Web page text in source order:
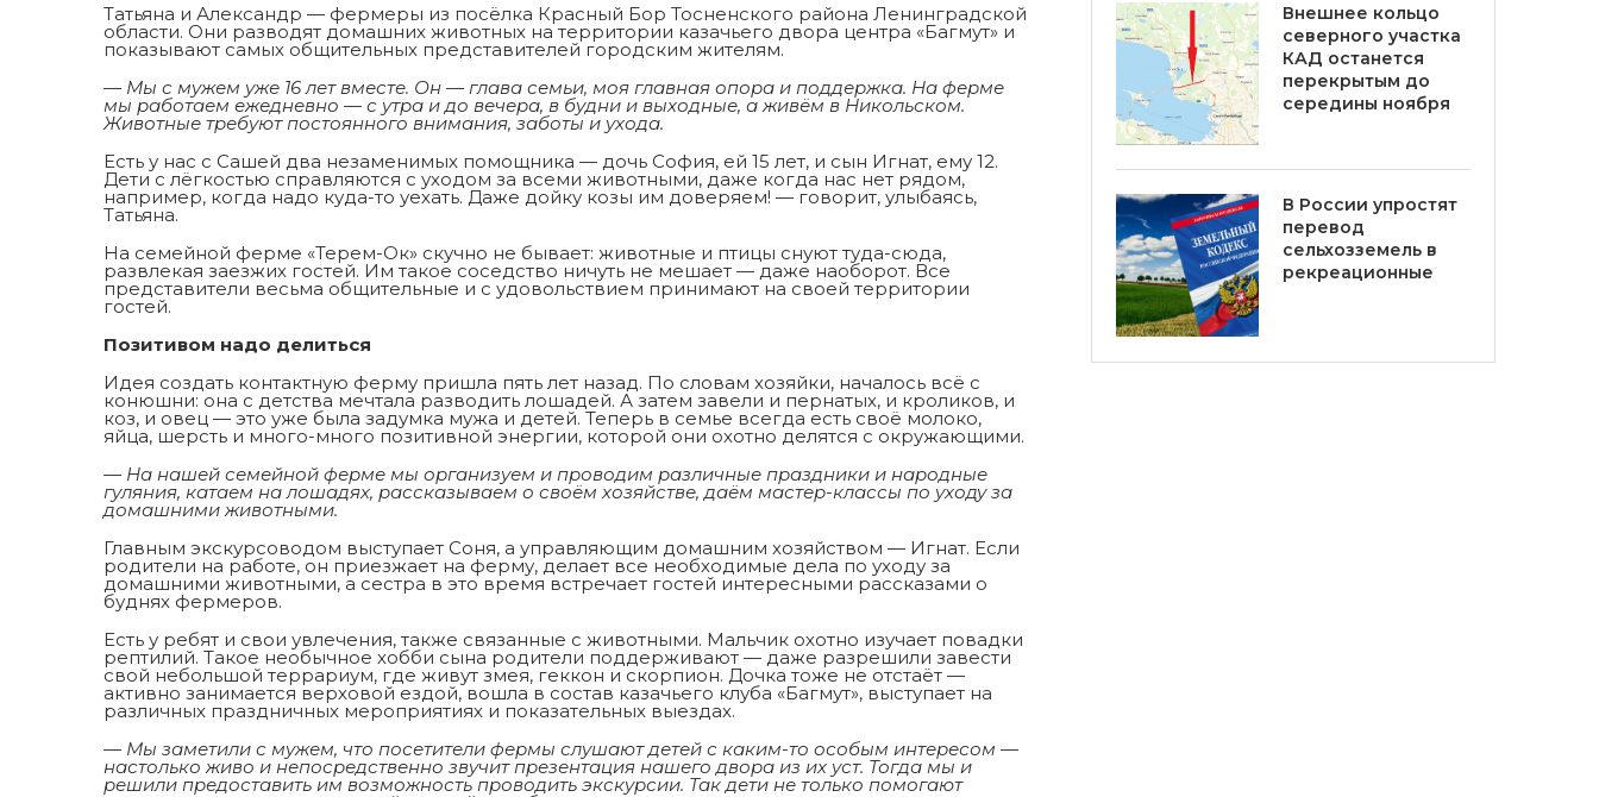
Татьяна и Александр — фермеры из посёлка Красный Бор Тосненского района Ленинградской
области. Они разводят домашних животных на территории казачьего двора центра «Багмут» и
показывают самых общительных представителей городским жителям.
— Мы с мужем уже 16 лет вместе. Он — глава семьи, моя главная опора и поддержка. На ферме
мы работаем ежедневно — с утра и до вечера, в будни и выходные, а живём в Никольском.
Животные требуют постоянного внимания, заботы и ухода.
Есть у нас с Сашей два незаменимых помощника — дочь София, ей 15 лет, и сын Игнат, ему 12.
Дети с лёгкостью справляются с уходом за всеми животными, даже когда нас нет рядом,
например, когда надо куда-то уехать. Даже дойку козы им доверяем! — говорит, улыбаясь,
Татьяна.
На семейной ферме «Терем-Ок» скучно не бывает: животные и птицы снуют туда-сюда,
развлекая заезжих гостей. Им такое соседство ничуть не мешает — даже наоборот. Все
представители весьма общительные и с удовольствием принимают на своей территории
гостей.
Позитивом надо делиться
Идея создать контактную ферму пришла пять лет назад. По словам хозяйки, началось всё с
конюшни: она с детства мечтала разводить лошадей. А затем завели и пернатых, и кроликов, и
коз, и овец — это уже была задумка мужа и детей. Теперь в семье всегда есть своё молоко,
яйца, шерсть и много-много позитивной энергии, которой они охотно делятся с окружающими.
— На нашей семейной ферме мы организуем и проводим различные праздники и народные
гуляния, катаем на лошадях, рассказываем о своём хозяйстве, даём мастер-классы по уходу за
домашними животными.
Главным экскурсоводом выступает Соня, а управляющим домашним хозяйством — Игнат. Если
родители на работе, он приезжает на ферму, делает все необходимые дела по уходу за
домашними животными, а сестра в это время встречает гостей интересными рассказами о
буднях фермеров.
Есть у ребят и свои увлечения, также связанные с животными. Мальчик охотно изучает повадки
рептилий. Такое необычное хобби сына родители поддерживают — даже разрешили завести
свой небольшой террариум, где живут змея, геккон и скорпион. Дочка тоже не отстаёт —
активно занимается верховой ездой, вошла в состав казачьего клуба «Багмут», выступает на
различных праздничных мероприятиях и показательных выездах.
— Мы заметили с мужем, что посетители фермы слушают детей с каким-то особым интересом —
настолько живо и непосредственно звучит презентация нашего двора из их уст. Тогда мы и
решили предоставить им возможность проводить экскурсии. Так дети не только помогают
Внешнее кольцо
северного участка
КАД останется
перекрытым до
середины ноября
В России упростят
перевод
сельхозземель в
рекреационные